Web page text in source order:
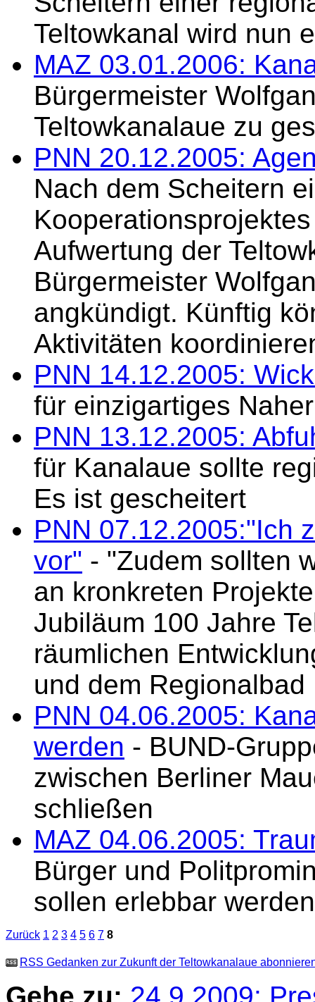
Teltowkanal wird nun
MAZ 03.01.2006:
Bürgermeister
Teltowkanalaue zu
PNN 20.12.2005:
Nach dem Scheitern
Aufwertung der
Bürgermeister
angkündigt. Künftig
Aktivitäten
PNN 14.12.2005:
für einzigartiges
PNN 13.12.2005:
für Kanalaue sollte
Es ist gescheitert
PNN 07.12.2005:"Ich
vor" - "Zudem sollten
an kronkreten
Jubiläum 100 Jahre
räumlichen
und dem
PNN 04.06.2005:
werden - BUND-
zwischen Berliner
schließen
MAZ 04.06.2005:
Bürger und
sollen erlebbar werden
Zurück 1 2 3 4 5 6 7 8
RSS Gedanken zur Zukunft der Teltowkanalaue